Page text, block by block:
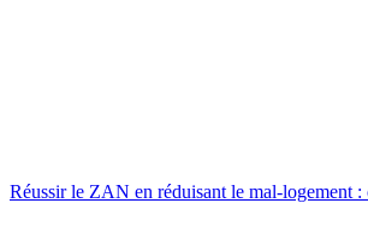
Réussir le ZAN en réduisant le mal-logement :